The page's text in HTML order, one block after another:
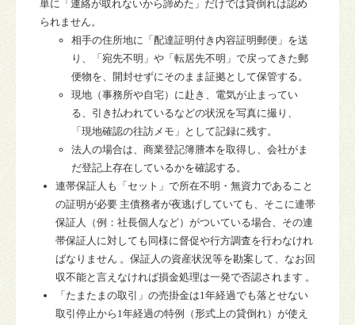
単に「連絡が取れないから諦めた」だけでは貸倒れは認め
られません。
相手の住所地に「配達証明付き内容証明郵便」を送
り、「宛先不明」や「転居先不明」で戻ってきた郵
便物を、 開封せずにそのまま 証拠として保管する。
現地（事務所や自宅）に赴き、電気が止まってい
る、引き払われているなどの状況を写真に撮り、
「現地確認の往訪メモ」として記録に残す。
法人の場合は、 商業登記簿謄本を取得し、会社がま
だ登記上存在しているかを確認する。
連帯保証人も「セット」で所在不明・無資力であること
の証明が必要 主債務者が夜逃げしていても、そこに連帯
保証人（例：社長個人など）がついている場合、その連
帯保証人に対しても同様に督促や行方調査を行わなけれ
ばなりません 。保証人の資産状況等を勘案して、なお回
収不能と言えなければ損金処理は一発で否認されます 。
「たまたまの取引」の売掛金は1年経過でも落とせない
取引停止から1年経過の特例（形式上の貸倒れ）が使え